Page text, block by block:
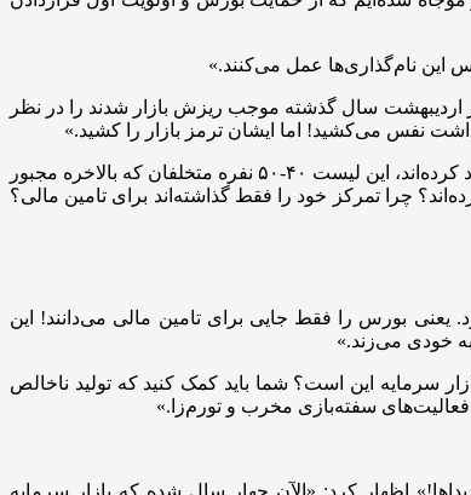
این نام‌گذاری‌ها عمل می‌کنند.»
اردیبهشت سال گذشته موجب ریزش بازار شدند را در نظر
نفس می‌کشید! اما ایشان ترمز بازار را کشید.»
وی افزود: «بعد گفتند چه کسانی بودند که این حجم از معاملات را انجام دادند و اطلاع داشتند، پاسخ دادند، کسانی بودند و سیو سود کردند. اگر سیو سود کرده‌اند، این لیست ۴۰-۵۰ نفره متخلفان که بالاخره مجبور
نمی‌شود و فقط سکوت کرده‌اند؟ چرا تمرکز خود را فقط گذاشته‌اند برای تامین مالی؟
یعنی بورس را فقط جایی برای تامین مالی می‌دانند! این
خودی می‌زند.»
است؛ تامین مالی ۴۰ درصدی صنایع و شرکت‌ها. آیا رسالت بازار سرمایه این است؟ شما باید کمک کنید که تولید ناخالص
فعالیت‌های سفته‌بازی مخرب و تورم‌زا.»
کاندیداها!» اظهار کرد: «الآن چهار سال شده که بازار سرمایه